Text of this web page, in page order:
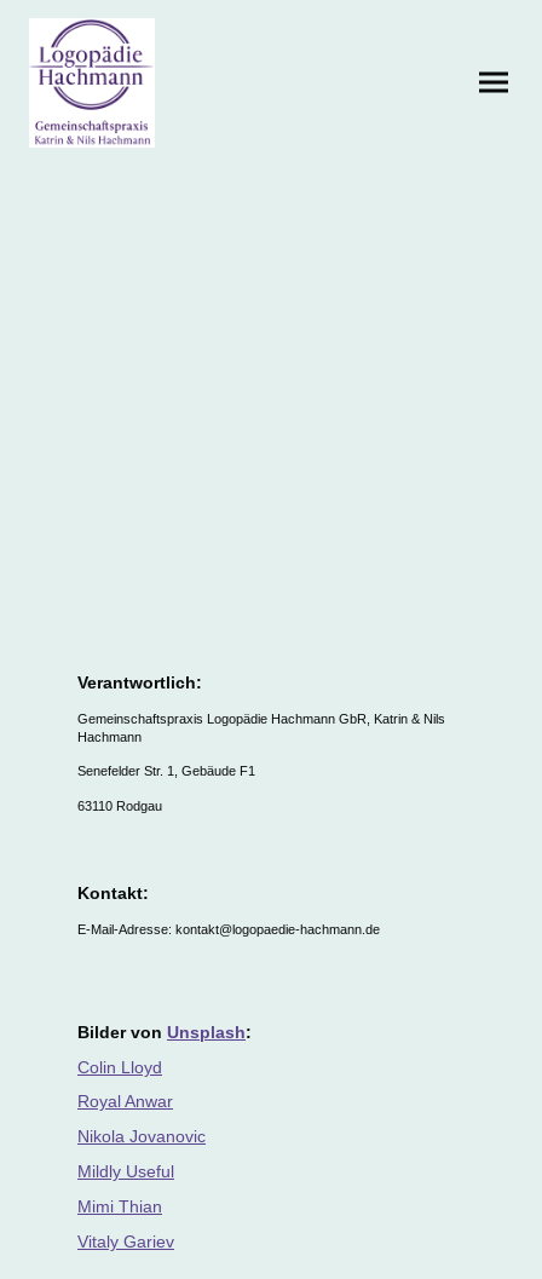
Verantwortlich:
Gemeinschaftspraxis Logopädie Hachmann GbR, Katrin & Nils
Hachmann
Senefelder Str. 1, Gebäude F1
63110 Rodgau
Kontakt:
E-Mail-Adresse: kontakt@logopaedie-hachmann.de
Bilder von Unsplash:
Colin Lloyd
Royal Anwar
Nikola Jovanovic
Mildly Useful
Mimi Thian
Vitaly Gariev